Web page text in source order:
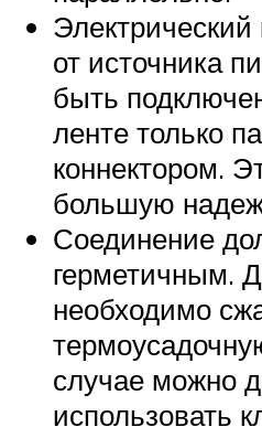
от источника
быть
ленте только
коннектором.
большую
Соединение
герметичным.
необходимо
случае можно
использовать